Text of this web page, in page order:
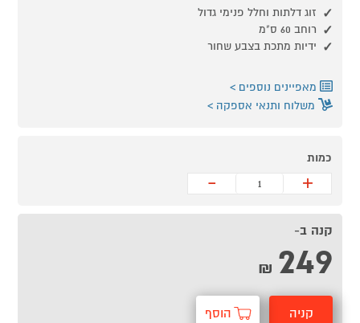
זוג דלתות וחלל פנימי גדול
רוחב 60 ס"מ
ידיות מתכת בצבע שחור
מאפיינים נוספים
משלוח ותנאי אספקה
כמות
+
-
קנה ב-
249
₪
קניה הוסף